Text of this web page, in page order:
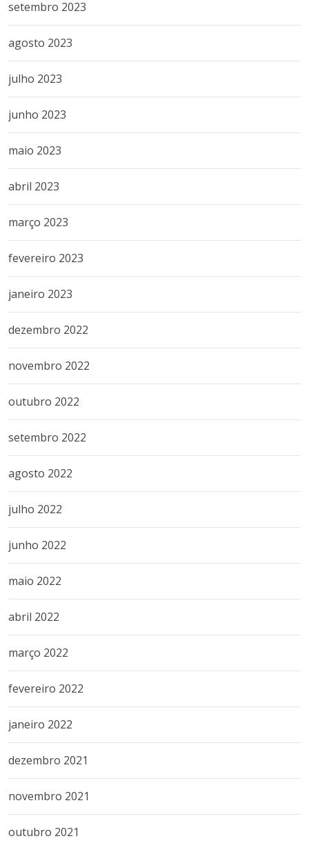
setembro 2023
agosto 2023
julho 2023
junho 2023
maio 2023
abril 2023
março 2023
fevereiro 2023
janeiro 2023
dezembro 2022
novembro 2022
outubro 2022
setembro 2022
agosto 2022
julho 2022
junho 2022
maio 2022
abril 2022
março 2022
fevereiro 2022
janeiro 2022
dezembro 2021
novembro 2021
outubro 2021